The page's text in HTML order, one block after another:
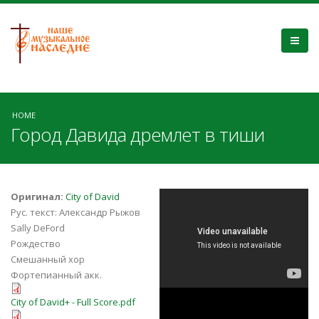
HOME
Город Давида дремлет в тиши
Оригинал: City of David
Рус. текст: Александр Рыжов
Sally DeFord
Рождество
Смешанный хор
Фортепианный акк.
City of David+ - Full Score.pdf
City of David+ - Full Score.pdf
James Loynes)